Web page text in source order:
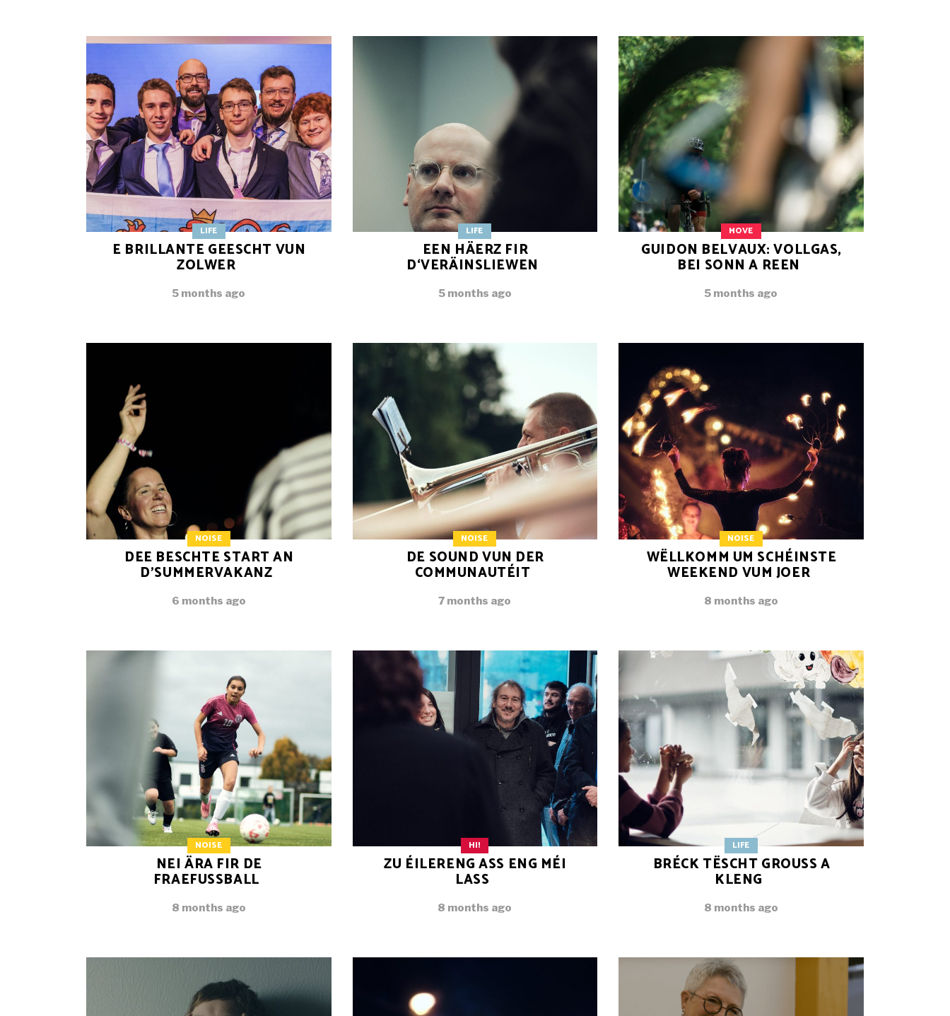
LIFE
E BRILLANTE GEESCHT VUN
ZOLWER
5 months ago
LIFE
EEN HÄERZ FIR
D‘VERÄINSLIEWEN
5 months ago
MOVE
GUIDON BELVAUX: VOLLGAS,
BEI SONN A REEN
5 months ago
NOISE
DEE BESCHTE START AN
D’SUMMERVAKANZ
6 months ago
NOISE
DE SOUND VUN DER
COMMUNAUTÉIT
7 months ago
NOISE
WËLLKOMM UM SCHÉINSTE
WEEKEND VUM JOER
8 months ago
NOISE
NEI ÄRA FIR DE
FRAEFUSSBALL
8 months ago
HI!
ZU ÉILERENG ASS ENG MÉI
LASS
8 months ago
LIFE
BRÉCK TËSCHT GROUSS A
KLENG
8 months ago